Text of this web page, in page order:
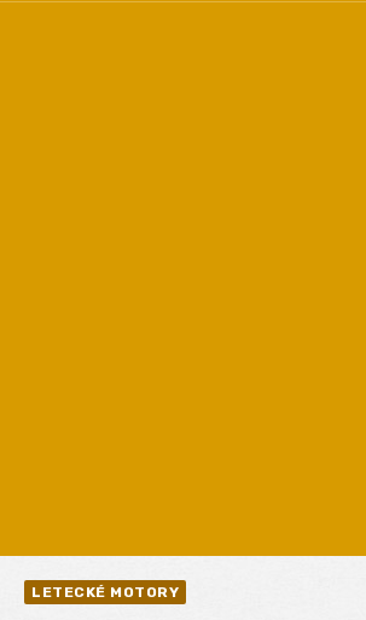
LETECKÉ MOTORY